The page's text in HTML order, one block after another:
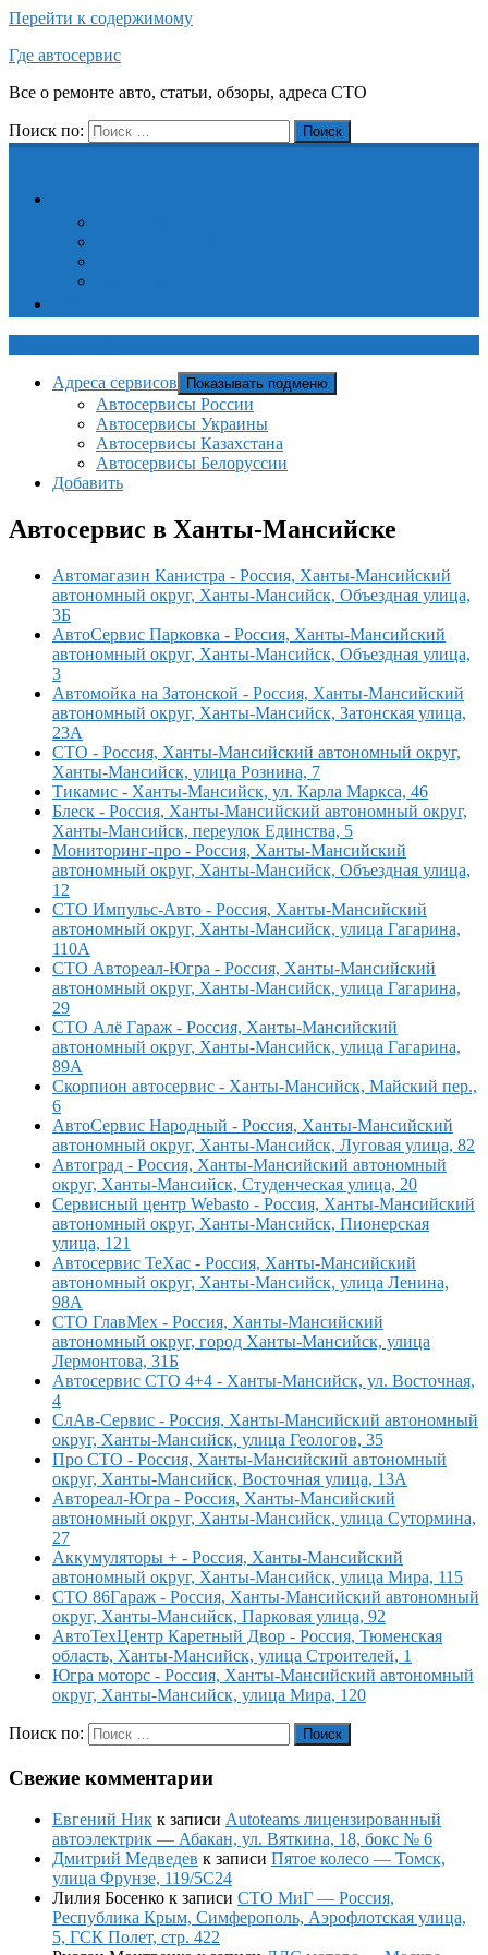
Перейти к содержимому
Где автосервис
Все о ремонте авто, статьи, обзоры, адреса СТО
Поиск по: Поиск
Адреса сервисов Показывать подменю
Автосервисы России
Автосервисы Украины
Автосервисы Казахстана
Автосервисы Белоруссии
Добавить
Автосервис в Ханты-Мансийске
Автомагазин Канистра - Россия, Ханты-Мансийский
автономный округ, Ханты-Мансийск, Объездная улица,
3Б
АвтоСервис Парковка - Россия, Ханты-Мансийский
автономный округ, Ханты-Мансийск, Объездная улица,
3
Автомойка на Затонской - Россия, Ханты-Мансийский
автономный округ, Ханты-Мансийск, Затонская улица,
23А
СТО - Россия, Ханты-Мансийский автономный округ,
Ханты-Мансийск, улица Рознина, 7
Тикамис - Ханты-Мансийск, ул. Карла Маркса, 46
Блеск - Россия, Ханты-Мансийский автономный округ,
Ханты-Мансийск, переулок Единства, 5
Мониторинг-про - Россия, Ханты-Мансийский
автономный округ, Ханты-Мансийск, Объездная улица,
12
СТО Импульс-Авто - Россия, Ханты-Мансийский
автономный округ, Ханты-Мансийск, улица Гагарина,
110А
СТО Автореал-Югра - Россия, Ханты-Мансийский
автономный округ, Ханты-Мансийск, улица Гагарина,
29
СТО Алё Гараж - Россия, Ханты-Мансийский
автономный округ, Ханты-Мансийск, улица Гагарина,
89А
Скорпион автосервис - Ханты-Мансийск, Майский пер.,
6
АвтоСервис Народный - Россия, Ханты-Мансийский
автономный округ, Ханты-Мансийск, Луговая улица, 82
Автоград - Россия, Ханты-Мансийский автономный
округ, Ханты-Мансийск, Студенческая улица, 20
Сервисный центр Webasto - Россия, Ханты-Мансийский
автономный округ, Ханты-Мансийск, Пионерская
улица, 121
Автосервис ТеХас - Россия, Ханты-Мансийский
автономный округ, Ханты-Мансийск, улица Ленина,
98А
СТО ГлавМех - Россия, Ханты-Мансийский
автономный округ, город Ханты-Мансийск, улица
Лермонтова, 31Б
Автосервис СТО 4+4 - Ханты-Мансийск, ул. Восточная,
4
СлАв-Сервис - Россия, Ханты-Мансийский автономный
округ, Ханты-Мансийск, улица Геологов, 35
Про СТО - Россия, Ханты-Мансийский автономный
округ, Ханты-Мансийск, Восточная улица, 13А
Автореал-Югра - Россия, Ханты-Мансийский
автономный округ, Ханты-Мансийск, улица Сутормина,
27
Аккумуляторы + - Россия, Ханты-Мансийский
автономный округ, Ханты-Мансийск, улица Мира, 115
СТО 86Гараж - Россия, Ханты-Мансийский автономный
округ, Ханты-Мансийск, Парковая улица, 92
АвтоТехЦентр Каретный Двор - Россия, Тюменская
область, Ханты-Мансийск, улица Строителей, 1
Югра моторс - Россия, Ханты-Мансийский автономный
округ, Ханты-Мансийск, улица Мира, 120
Поиск по: Поиск
Свежие комментарии
Евгений Ник к записи Autoteams лицензированный
автоэлектрик — Абакан, ул. Вяткина, 18, бокс № 6
Дмитрий Медведев к записи Пятое колесо — Томск,
улица Фрунзе, 119/5С24
Лилия Босенко к записи СТО МиГ — Россия,
Республика Крым, Симферополь, Аэрофлотская улица,
5, ГСК Полет, стр. 422